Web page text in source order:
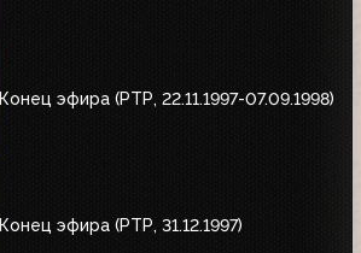
Конец эфира (РТР, 22.11.1997-07.09.1998)
Конец эфира (РТР, 31.12.1997)